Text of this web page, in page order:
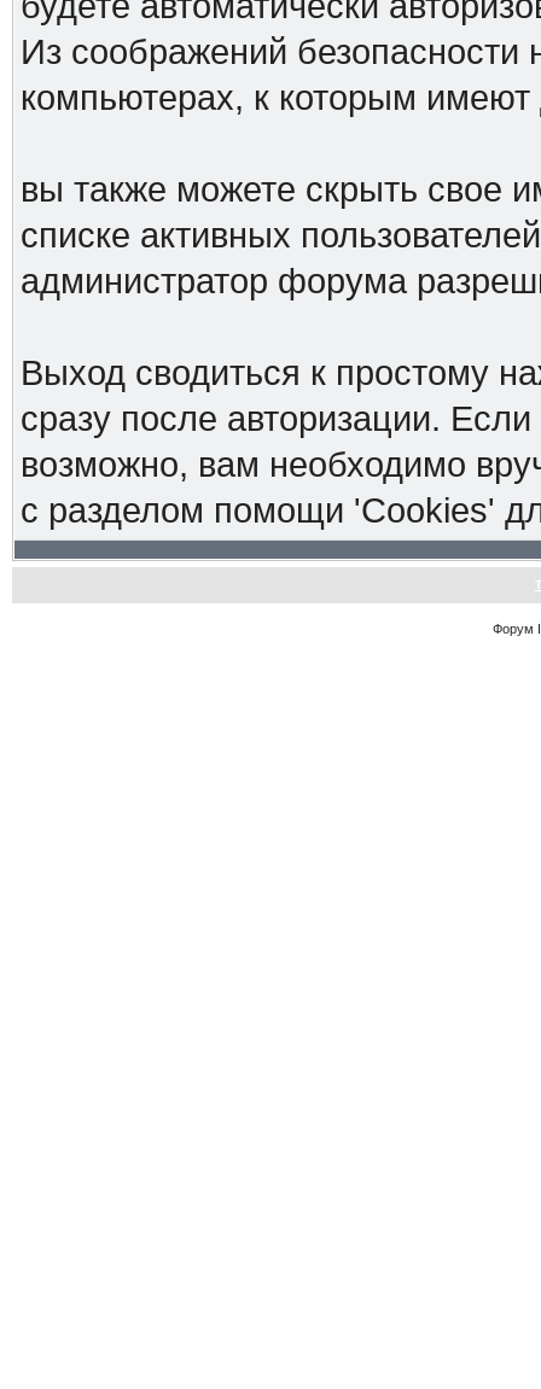
Из соображений
компьютерах, к которым имеют
вы также можете скрыть свое
списке активных
администратор форума
Выход сводиться к простому
сразу после авторизации.
возможно, вам необходимо
с разделом помощи 'Cookies'
Форум